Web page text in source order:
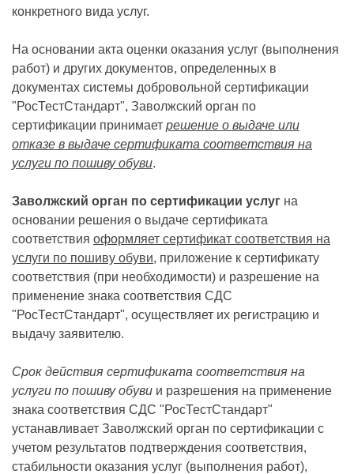
конкретного вида услуг.
На основании акта оценки оказания услуг (выполнения
работ) и других документов, определенных в
документах системы добровольной сертификации
"РосТестСтандарт", Заволжский орган по
сертификации принимает решение о выдаче или
отказе в выдаче сертификата соответствия на
услуги по пошиву обуви.
Заволжский орган по сертификации услуг на
основании решения о выдаче сертификата
соответствия оформляет сертификат соответствия на
услуги по пошиву обуви, приложение к сертификату
соответствия (при необходимости) и разрешение на
применение знака соответствия СДС
"РосТестСтандарт", осуществляет их регистрацию и
выдачу заявителю.
Срок действия сертификата соответствия на
услуги по пошиву обуви и разрешения на применение
знака соответствия СДС "РосТестСтандарт"
устанавливает Заволжский орган по сертификации с
учетом результатов подтверждения соответствия,
стабильности оказания услуг (выполнения работ),